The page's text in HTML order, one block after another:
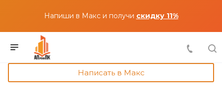
Напиши в Макс и получи скидку 11%
Написать в Макс